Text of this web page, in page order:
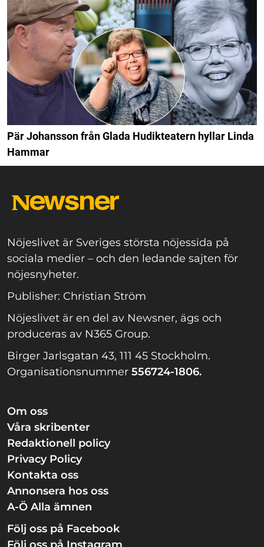
Pär Johansson från Glada Hudikteatern hyllar Linda
Hammar
Nöjeslivet är Sveriges största nöjessida på
sociala medier – och den ledande sajten för
nöjesnyheter.
Publisher: Christian Ström
Nöjeslivet är en del av Newsner, ägs och
produceras av N365 Group.
Birger Jarlsgatan 43, 111 45 Stockholm.
Organisationsnummer 556724-1806.
Om oss
Våra skribenter
Redaktionell policy
Privacy Policy
Kontakta oss
Annonsera hos oss
A-Ö Alla ämnen
Följ oss på Facebook